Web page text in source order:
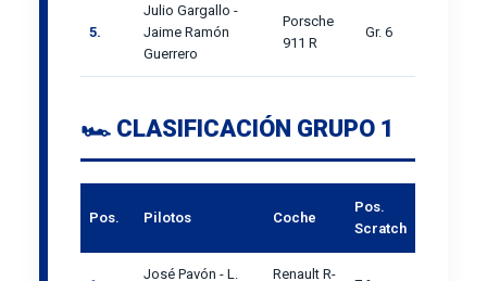
5.
Julio Gargallo -
Jaime Ramón
Guerrero
Porsche
911 R
Gr. 6
🏎️ CLASIFICACIÓN GRUPO 1
Pos. Pilotos Coche
Pos.
Scratch
José Pavón - L.
Renault R-